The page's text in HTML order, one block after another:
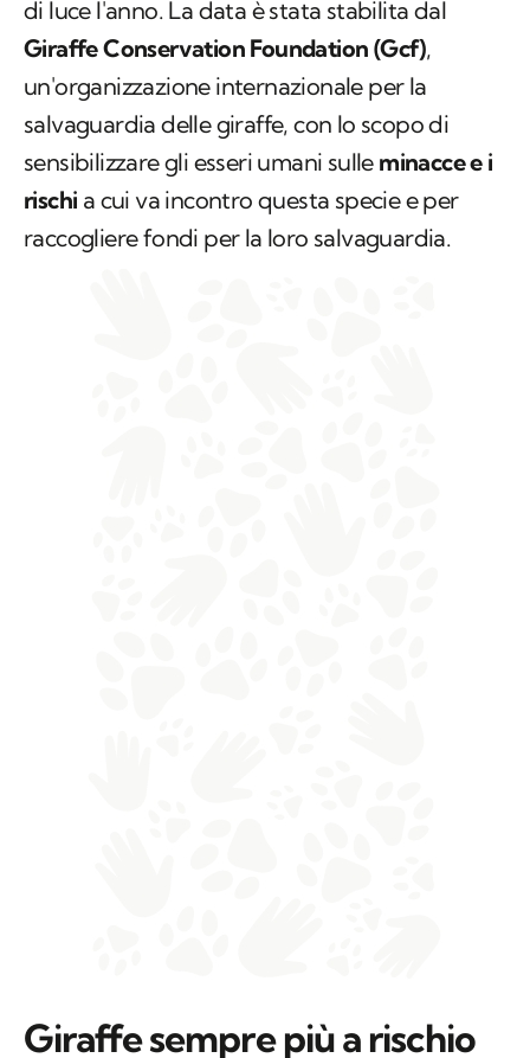
di luce l'anno. La data è stata stabilita dal
Giraffe Conservation Foundation (Gcf),
un'organizzazione internazionale per la
salvaguardia delle giraffe, con lo scopo di
sensibilizzare gli esseri umani sulle minacce e i
rischi a cui va incontro questa specie e per
raccogliere fondi per la loro salvaguardia.
Giraffe sempre più a rischio